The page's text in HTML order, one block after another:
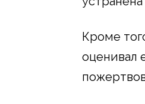
Кроме
оценивал